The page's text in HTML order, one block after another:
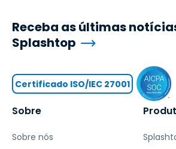
Sobre
Sobre nós
Receba as últimas
Splashtop
Certificado ISO/IEC 27001